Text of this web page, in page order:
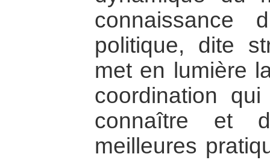
connaissance
politique, dite
met en lumière
coordination
connaître et
meilleures